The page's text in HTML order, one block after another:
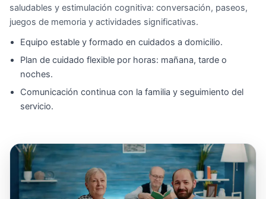
saludables y estimulación cognitiva: conversación, paseos,
juegos de memoria y actividades significativas.
Equipo estable y formado en cuidados a domicilio.
Plan de cuidado flexible por horas: mañana, tarde o
noches.
Comunicación continua con la familia y seguimiento del
servicio.